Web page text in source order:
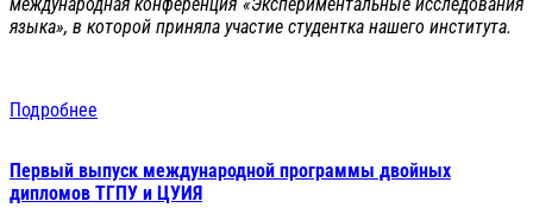
языка», в которой приняла участие студентка нашего института.
Подробнее
Первый выпуск международной программы двойных
дипломов ТГПУ и ЦУИЯ